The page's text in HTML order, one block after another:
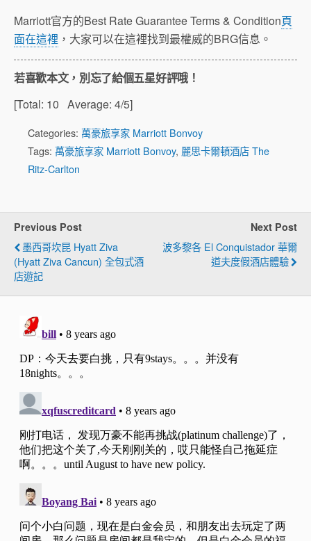
Marriott官方的Best Rate Guarantee Terms & Condition頁
面在這裡 ，大家可以在這裡找到最權威的BRG信息。
若喜歡本文，別忘了給個五星好評哦！
[Total: 10 Average: 4/5]
Categories: 萬豪旅享家 Marriott Bonvoy
Tags: 萬豪旅享家 Marriott Bonvoy, 麗思卡爾頓酒店 The
Ritz-Carlton
Previous Post
墨西哥坎昆 Hyatt Ziva
(Hyatt Ziva Cancun) 全包式酒
店遊記
Next Post
波多黎各 El Conquistador 華爾
道夫度假酒店體驗